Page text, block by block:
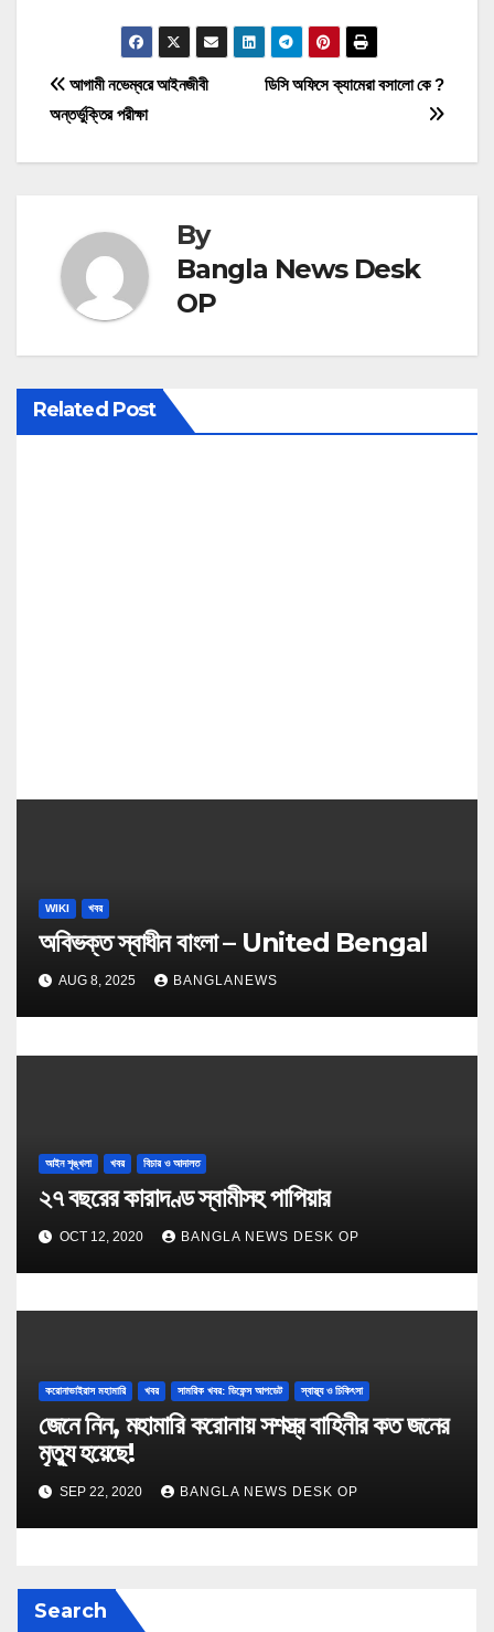
P
o
n
a
v
i
ডিসি অফিসে ক্যামেরা বসালো কে ?
আগামী নভেম্বরে আইনজীবী
অন্তর্ভুক্তির পরীক্ষা
By
Bangla News Desk
OP
Related Post
WIKI খবর
অবিভক্ত স্বাধীন বাংলা – United Bengal
AUG 8, 2025 BANGLANEWS
আইন শৃঙ্খলা খবর বিচার ও আদালত
২৭ বছরের কারাদণ্ড স্বামীসহ পাপিয়ার
OCT 12, 2020 BANGLA NEWS DESK OP
করোনাভাইরাস মহামারি খবর সামরিক খবর: ডিফেন্স আপডেট স্বাস্থ্য ও চিকিৎসা
জেনে নিন, মহামারি করোনায় সশস্ত্র বাহিনীর কত জনের
মৃত্যু হয়েছে!
SEP 22, 2020 BANGLA NEWS DESK OP
Search